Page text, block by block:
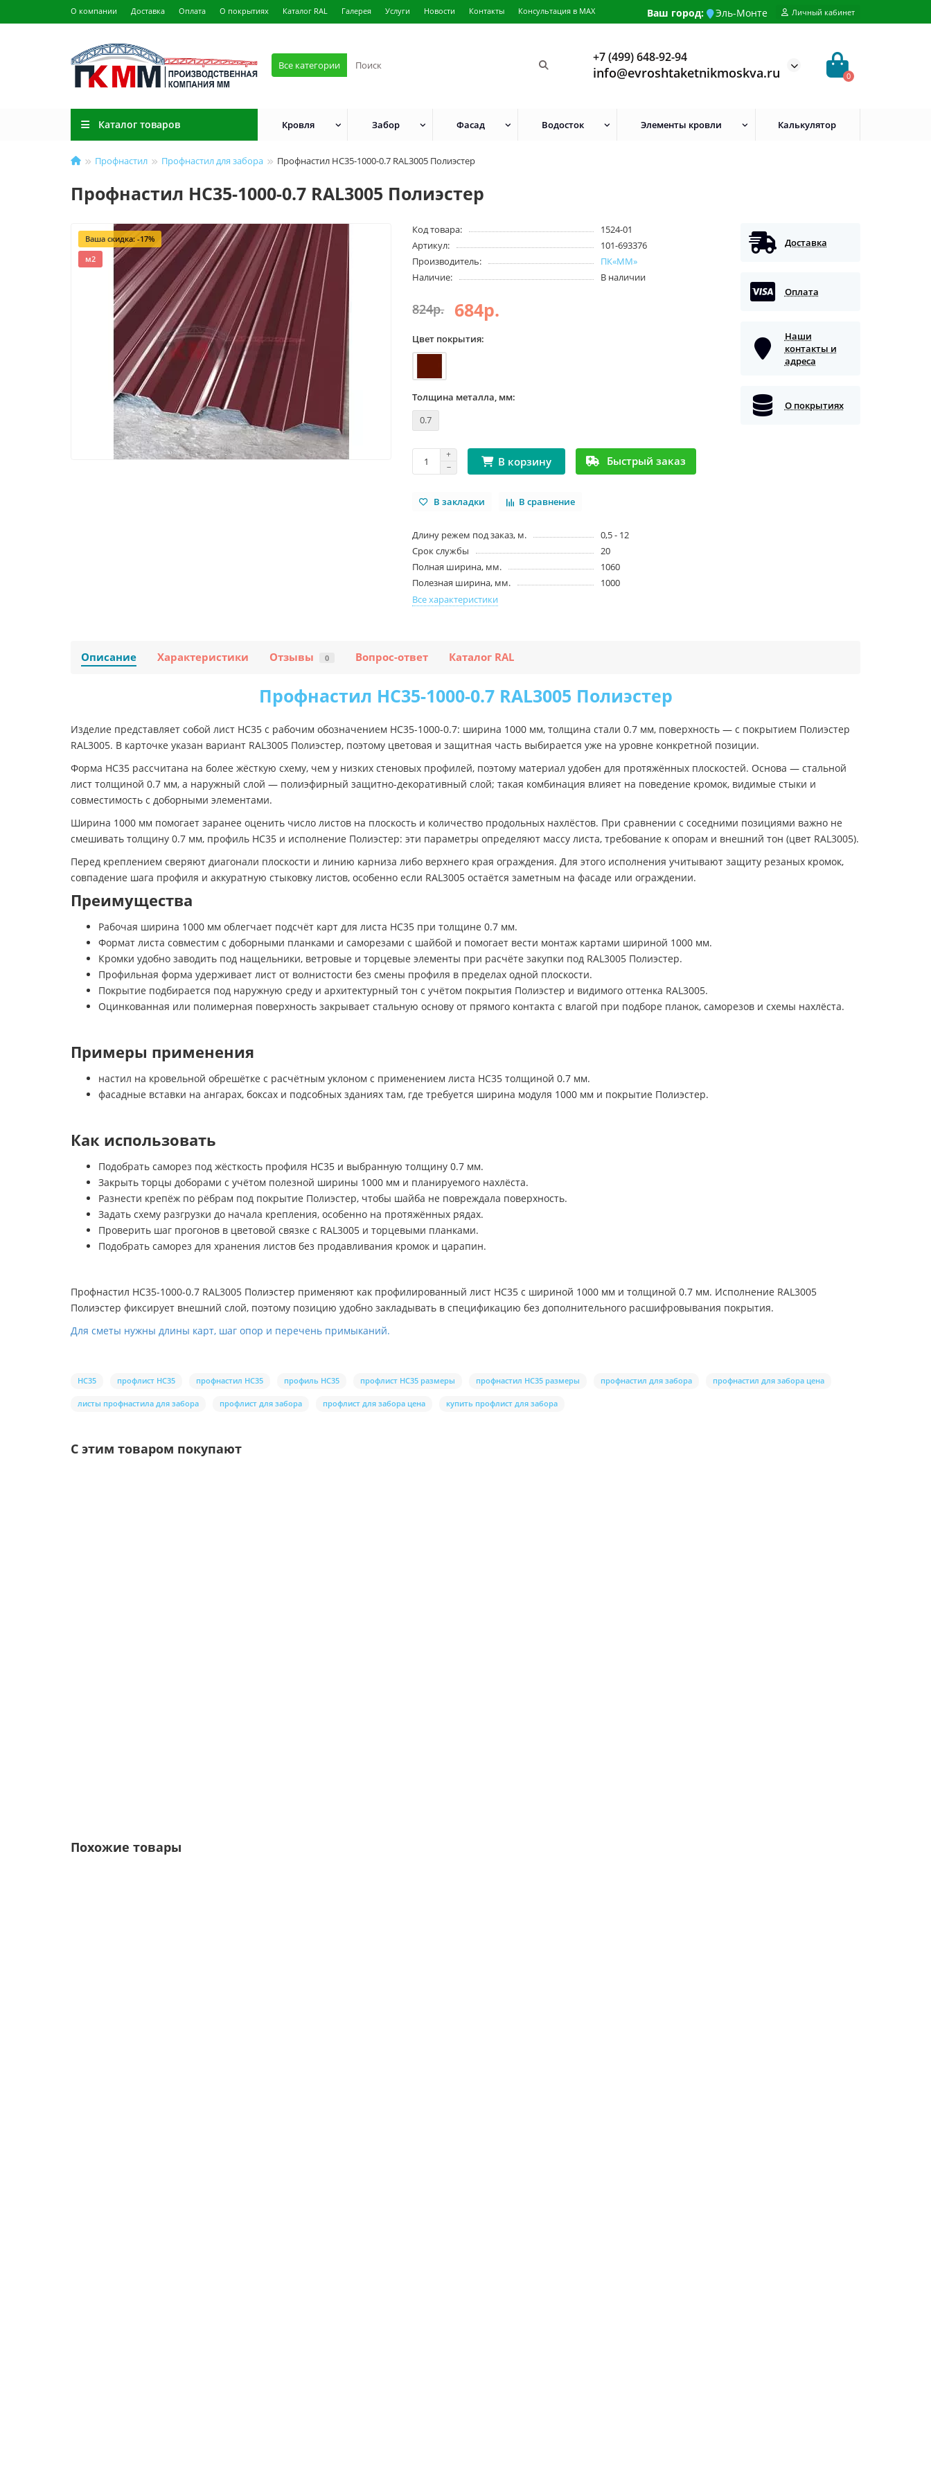
О компании Доставка Оплата О покрытиях Каталог RAL Галерея Услуги Новости Контакты Консультация в MAX Ваш город: Эль-Монте Личный кабинет
Все категории
+7 (499) 648-92-94
info@evroshtaketnikmoskva.ru 0
Каталог товаров Кровля Забор Фасад Водосток Элементы кровли Калькулятор
Профнастил Профнастил для забора Профнастил НС35-1000-0.7 RAL3005 Полиэстер
Профнастил НС35-1000-0.7 RAL3005 Полиэстер
Ваша скидка: -17%
м2
Код товара:
1524-01
Артикул:
101-693376
Производитель:
ПК«ММ»
Наличие:
В наличии
824р. 684р.
Цвет покрытия:
Толщина металла, мм:
0.7
В корзину Быстрый заказ
В закладки В сравнение
Длину режем под заказ, м.
0,5 - 12
Срок службы
20
Полная ширина, мм.
1060
Полезная ширина, мм.
1000
Все характеристики
Доставка
Оплата
Наши
контакты и
адреса
О покрытиях
Описание Характеристики Отзывы 0 Вопрос-ответ Каталог RAL
Профнастил НС35-1000-0.7 RAL3005 Полиэстер
Изделие представляет собой лист НС35 с рабочим обозначением НС35-1000-0.7: ширина 1000 мм, толщина стали 0.7 мм, поверхность — с покрытием Полиэстер
RAL3005. В карточке указан вариант RAL3005 Полиэстер, поэтому цветовая и защитная часть выбирается уже на уровне конкретной позиции.
Форма НС35 рассчитана на более жёсткую схему, чем у низких стеновых профилей, поэтому материал удобен для протяжённых плоскостей. Основа — стальной
лист толщиной 0.7 мм, а наружный слой — полиэфирный защитно-декоративный слой; такая комбинация влияет на поведение кромок, видимые стыки и
совместимость с доборными элементами.
Ширина 1000 мм помогает заранее оценить число листов на плоскость и количество продольных нахлёстов. При сравнении с соседними позициями важно не
смешивать толщину 0.7 мм, профиль НС35 и исполнение Полиэстер: эти параметры определяют массу листа, требование к опорам и внешний тон (цвет RAL3005).
Перед креплением сверяют диагонали плоскости и линию карниза либо верхнего края ограждения. Для этого исполнения учитывают защиту резаных кромок,
совпадение шага профиля и аккуратную стыковку листов, особенно если RAL3005 остаётся заметным на фасаде или ограждении.
Преимущества
Рабочая ширина 1000 мм облегчает подсчёт карт для листа НС35 при толщине 0.7 мм.
Формат листа совместим с доборными планками и саморезами с шайбой и помогает вести монтаж картами шириной 1000 мм.
Кромки удобно заводить под нащельники, ветровые и торцевые элементы при расчёте закупки под RAL3005 Полиэстер.
Профильная форма удерживает лист от волнистости без смены профиля в пределах одной плоскости.
Покрытие подбирается под наружную среду и архитектурный тон с учётом покрытия Полиэстер и видимого оттенка RAL3005.
Оцинкованная или полимерная поверхность закрывает стальную основу от прямого контакта с влагой при подборе планок, саморезов и схемы нахлёста.
Примеры применения
настил на кровельной обрешётке с расчётным уклоном с применением листа НС35 толщиной 0.7 мм.
фасадные вставки на ангарах, боксах и подсобных зданиях там, где требуется ширина модуля 1000 мм и покрытие Полиэстер.
Как использовать
Подобрать саморез под жёсткость профиля НС35 и выбранную толщину 0.7 мм.
Закрыть торцы доборами с учётом полезной ширины 1000 мм и планируемого нахлёста.
Разнести крепёж по рёбрам под покрытие Полиэстер, чтобы шайба не повреждала поверхность.
Задать схему разгрузки до начала крепления, особенно на протяжённых рядах.
Проверить шаг прогонов в цветовой связке с RAL3005 и торцевыми планками.
Подобрать саморез для хранения листов без продавливания кромок и царапин.
Профнастил НС35-1000-0.7 RAL3005 Полиэстер применяют как профилированный лист НС35 с шириной 1000 мм и толщиной 0.7 мм. Исполнение RAL3005
Полиэстер фиксирует внешний слой, поэтому позицию удобно закладывать в спецификацию без дополнительного расшифровывания покрытия.
Для сметы нужны длины карт, шаг опор и перечень примыканий.
НС35 профлист НС35 профнастил НС35 профиль НС35 профлист НС35 размеры профнастил НС35 размеры профнастил для забора профнастил для забора цена
листы профнастила для забора профлист для забора профлист для забора цена купить профлист для забора
С этим товаром покупают
Похожие товары